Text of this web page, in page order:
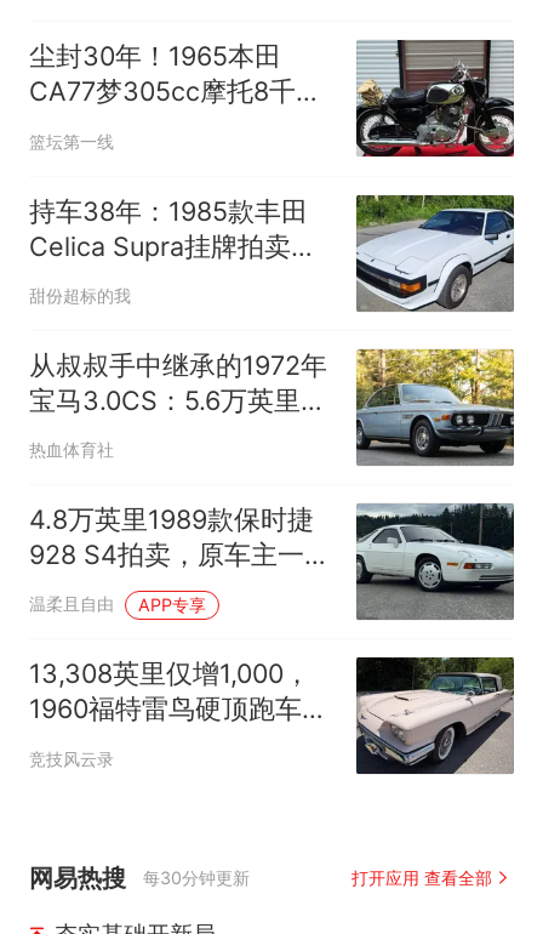
尘封30年！1965本田
CA77梦305cc摩托8千英
里无底价拍卖
篮坛第一线
持车38年：1985款丰田
Celica Supra挂牌拍卖，5
速手动配2.8升直六
甜份超标的我
从叔叔手中继承的1972年
宝马3.0CS：5.6万英里四
速手动待拍卖
热血体育社
4.8万英里1989款保时捷
928 S4拍卖，原车主一手
持有至2022年
温柔且自由 APP专享
13,308英里仅增1,000，
1960福特雷鸟硬顶跑车拍
卖
竞技风云录
网易热搜 每30分钟更新 打开应用 查看全部